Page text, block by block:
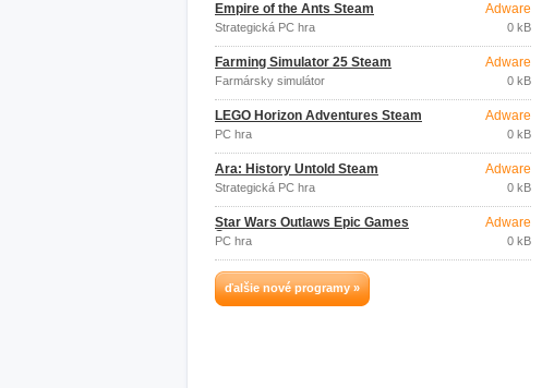
Empire of the Ants Steam
Strategická PC hra
Adware
0 kB
Farming Simulator 25 Steam
Farmársky simulátor
Adware
0 kB
LEGO Horizon Adventures Steam
PC hra
Adware
0 kB
Ara: History Untold Steam
Strategická PC hra
Adware
0 kB
Star Wars Outlaws Epic Games
Store
PC hra
Adware
0 kB
ďalšie nové programy »